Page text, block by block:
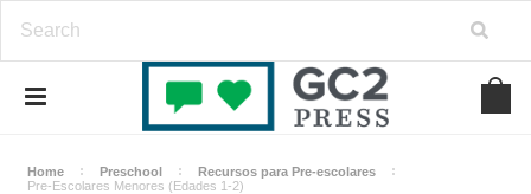
Home Preschool
Recursos para Pre-escolares
Pre-Escolares Menores (Edades 1-2)